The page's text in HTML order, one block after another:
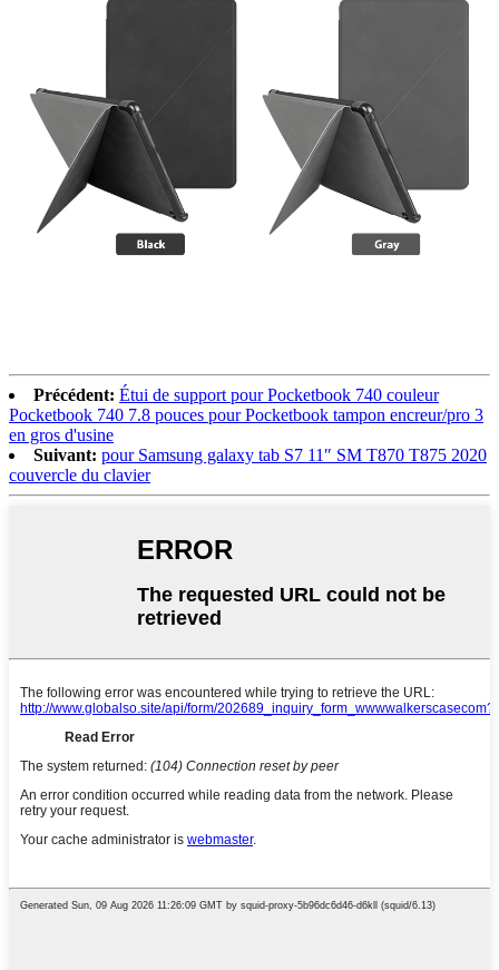
Précédent: Étui de support pour Pocketbook 740 couleur
Pocketbook 740 7.8 pouces pour Pocketbook tampon encreur/pro 3
en gros d'usine
Suivant: pour Samsung galaxy tab S7 11″ SM T870 T875 2020
couvercle du clavier